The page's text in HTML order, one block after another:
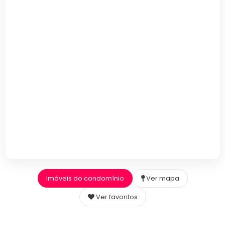
Imóveis do condomínio
Ver mapa
Ver favoritos